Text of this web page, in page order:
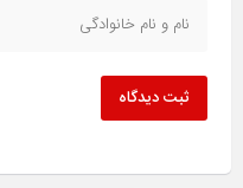
ثبت دیدگاه